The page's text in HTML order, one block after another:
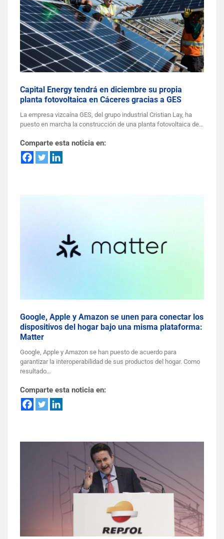
Capital Energy tendrá en diciembre su propia
planta fotovoltaica en Cáceres gracias a GES
La empresa vizcaína GES, del grupo industrial Cristian Lay, ha
puesto en marcha la construcción de una planta fotovoltaica de…
Comparte esta noticia en:
Google, Apple y Amazon se unen para conectar los
dispositivos del hogar bajo una misma plataforma:
Matter
Google, Apple y Amazon se han puesto de acuerdo para
garantizar la interoperabilidad de sus productos del hogar. Como
resultado…
Comparte esta noticia en: